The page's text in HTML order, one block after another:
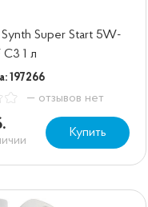
Super Start 5W-
1 л
197266
— отзывов нет
Купить